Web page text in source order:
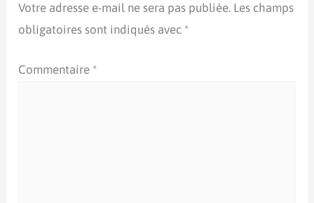
Votre adresse e-mail ne sera pas publiée. Les champs
obligatoires sont indiqués avec *
Commentaire *